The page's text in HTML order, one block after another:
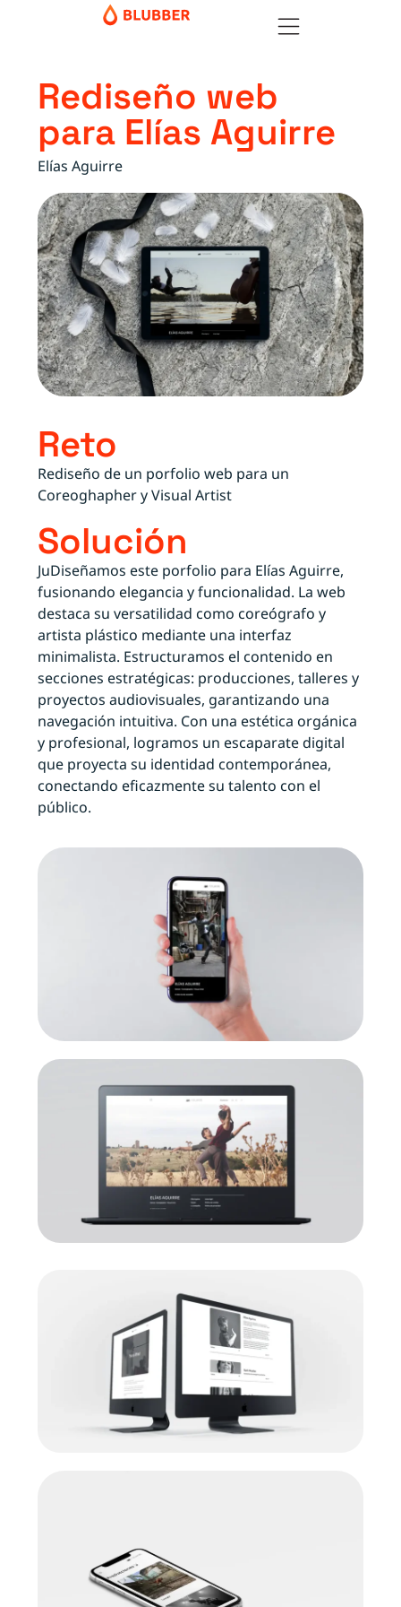
Rediseño web
para Elías Aguirre
Elías Aguirre
Reto
Rediseño de un porfolio web para un
Coreoghapher y Visual Artist
Solución
JuDiseñamos este porfolio para Elías Aguirre,
fusionando elegancia y funcionalidad. La web
destaca su versatilidad como coreógrafo y
artista plástico mediante una interfaz
minimalista. Estructuramos el contenido en
secciones estratégicas: producciones, talleres y
proyectos audiovisuales, garantizando una
navegación intuitiva. Con una estética orgánica
y profesional, logramos un escaparate digital
que proyecta su identidad contemporánea,
conectando eficazmente su talento con el
público.